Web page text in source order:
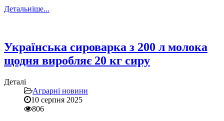
Детальніше...
Українська сироварка з 200 л молока
щодня виробляє 20 кг сиру
Деталі
Аграрні новини
10 серпня 2025
806